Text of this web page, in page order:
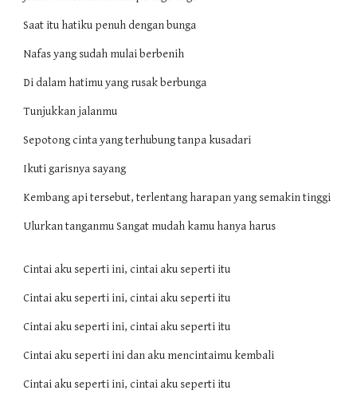
Saat itu hatiku penuh dengan bunga
Nafas yang sudah mulai berbenih
Di dalam hatimu yang rusak berbunga
Tunjukkan jalanmu
Sepotong cinta yang terhubung tanpa kusadari
Ikuti garisnya sayang
Kembang api tersebut, terlentang harapan yang semakin tinggi
Ulurkan tanganmu Sangat mudah kamu hanya harus
Cintai aku seperti ini, cintai aku seperti itu
Cintai aku seperti ini, cintai aku seperti itu
Cintai aku seperti ini, cintai aku seperti itu
Cintai aku seperti ini dan aku mencintaimu kembali
Cintai aku seperti ini, cintai aku seperti itu